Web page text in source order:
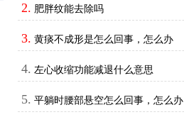
2. 肥胖纹能去除吗
3. 黄痰不成形是怎么回事，怎么办
4. 左心收缩功能减退什么意思
5. 平躺时腰部悬空怎么回事，怎么办